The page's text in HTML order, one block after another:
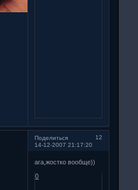
Поделиться
12
14-12-2007 21:17:20
ага,жостко вообще))
0